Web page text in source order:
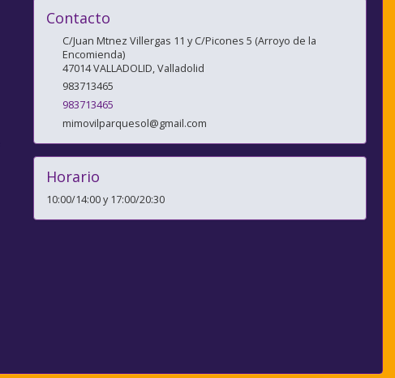
Contacto
C/Juan Mtnez Villergas 11 y C/Picones 5 (Arroyo de la
Encomienda)
47014VALLADOLID,Valladolid
983713465
983713465
mimovilparquesol@gmail.com
Horario
10:00/14:00 y 17:00/20:30